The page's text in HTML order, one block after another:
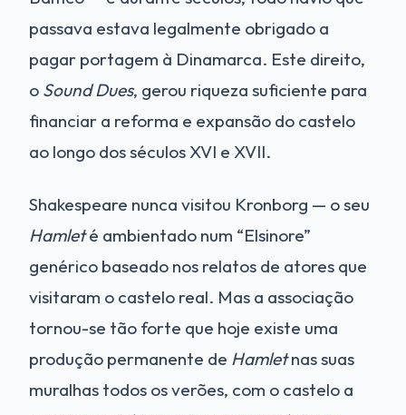
passava estava legalmente obrigado a
pagar portagem à Dinamarca. Este direito,
o Sound Dues, gerou riqueza suficiente para
financiar a reforma e expansão do castelo
ao longo dos séculos XVI e XVII.
Shakespeare nunca visitou Kronborg — o seu
Hamleté ambientado num “Elsinore”
genérico baseado nos relatos de atores que
visitaram o castelo real. Mas a associação
tornou-se tão forte que hoje existe uma
produção permanente de Hamletnas suas
muralhas todos os verões, com o castelo a